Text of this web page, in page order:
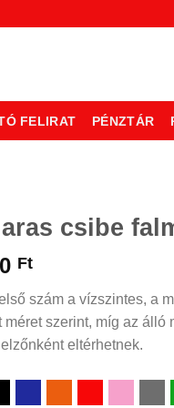
FELIRAT PÉNZTÁR
csibe
FtÁrtartomány:
4990 Ft
-
44900 Ft
szám a vízszintes, a
szerint, míg az
eltérhetnek.